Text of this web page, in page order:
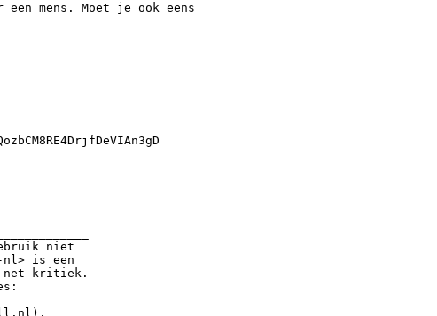
mens. Moet je ook eens
niet
nl> is een
net-kritiek.